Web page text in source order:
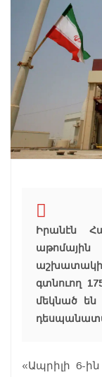
Իրանէն
աթոմային
գտնուող
մեկնած են
«Ապրիլի 6-